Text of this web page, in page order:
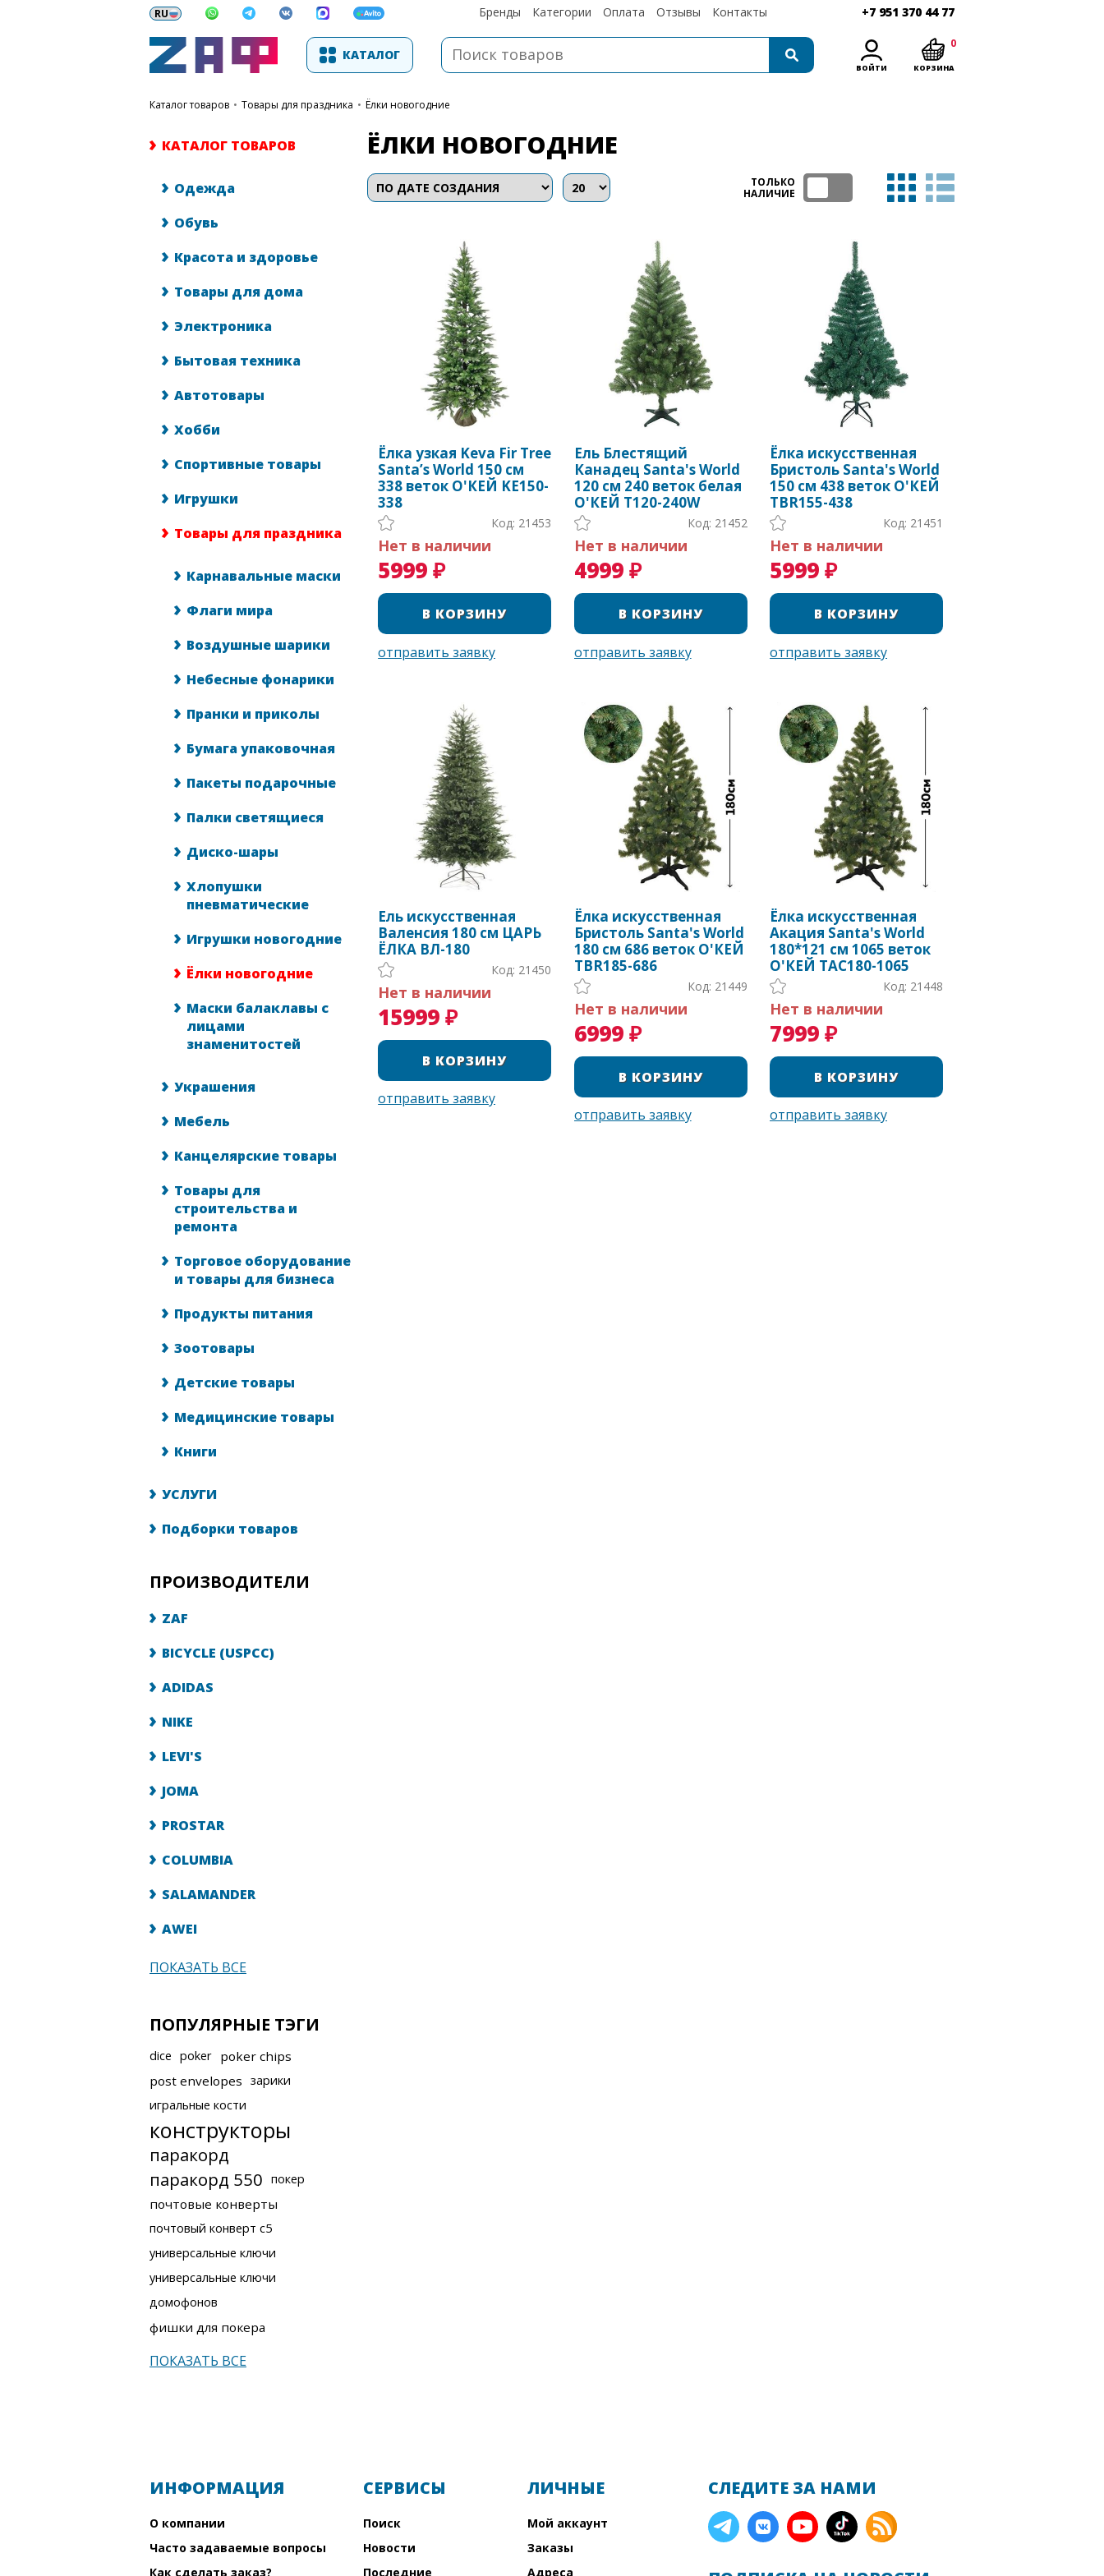
Бренды Категории Оплата Отзывы Контакты +7 951 370 44 77
КАТАЛОГ
ВОЙТИ КОРЗИНА
0
каталог товаров • Товары для праздника • Ёлки новогодние
КАТАЛОГ ТОВАРОВ
Одежда
Обувь
Красота и здоровье
Товары для дома
Электроника
Бытовая техника
Автотовары
Хобби
Спортивные товары
Игрушки
Товары для праздника
Карнавальные маски
Флаги мира
Воздушные шарики
Небесные фонарики
Пранки и приколы
Бумага упаковочная
Пакеты подарочные
Палки светящиеся
Диско-шары
Хлопушки
пневматические
Игрушки новогодние
Ёлки новогодние
Маски балаклавы с
лицами
знаменитостей
Украшения
Мебель
Канцелярские товары
Товары для
строительства и
ремонта
Торговое оборудование
и товары для бизнеса
Продукты питания
Зоотовары
Детские товары
Медицинские товары
Книги
УСЛУГИ
Подборки товаров
ПРОИЗВОДИТЕЛИ
ZAF
BICYCLE (USPCC)
ADIDAS
NIKE
LEVI'S
JOMA
PROSTAR
COLUMBIA
SALAMANDER
AWEI
ПОКАЗАТЬ ВСЕ
ПОПУЛЯРНЫЕ ТЭГИ
dice poker poker chips
post envelopes зарики
игральные кости
конструкторы
паракорд
паракорд 550 покер
почтовые конверты
почтовый конверт с5
универсальные ключи
универсальные ключи
домофонов
фишки для покера
ПОКАЗАТЬ ВСЕ
ЁЛКИ НОВОГОДНИЕ
ТОЛЬКО
НАЛИЧИЕ
Ёлка узкая Keva Fir Tree
Santa’s World 150 см
338 веток О'КЕЙ KE150-
338
Код: 21453
Нет в наличии
5999 ₽
Ель Блестящий
Канадец Santa's World
120 см 240 веток белая
О'КЕЙ T120-240W
Код: 21452
Нет в наличии
4999 ₽
Ёлка искусственная
Бристоль Santa's World
150 см 438 веток О'КЕЙ
TBR155-438
Код: 21451
Нет в наличии
5999 ₽
Ель искусственная
Валенсия 180 см ЦАРЬ
ЁЛКА ВЛ-180
Код: 21450
Нет в наличии
15999 ₽
Ёлка искусственная
Бристоль Santa's World
180 см 686 веток О'КЕЙ
TBR185-686
Код: 21449
Нет в наличии
6999 ₽
Ёлка искусственная
Акация Santa's World
180*121 см 1065 веток
О'КЕЙ TAC180-1065
Код: 21448
Нет в наличии
7999 ₽
ИНФОРМАЦИЯ
О компании
Часто задаваемые вопросы
Как сделать заказ?
СЕРВИСЫ
Поиск
Новости
Последние
ЛИЧНЫЕ
Мой аккаунт
Заказы
Адреса
СЛЕДИТЕ ЗА НАМИ